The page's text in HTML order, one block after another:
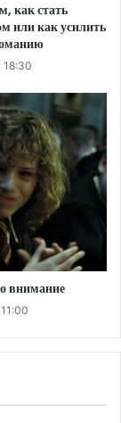
как стать
или как усилить
18:30
внимание